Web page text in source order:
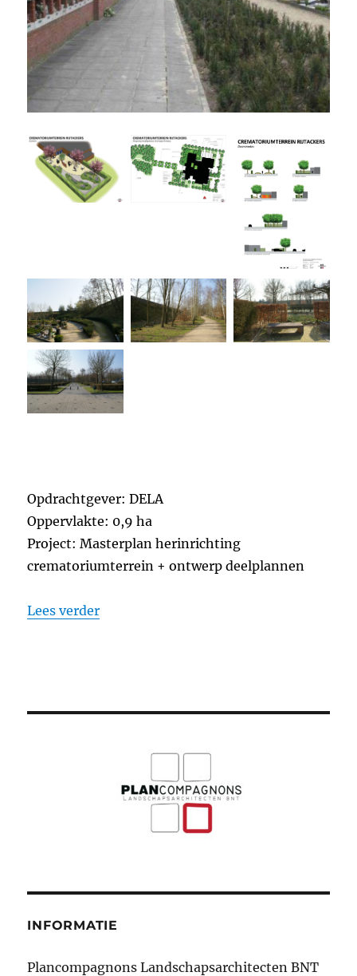
Opdrachtgever: DELA
Oppervlakte: 0,9 ha
Project: Masterplan herinrichting
crematoriumterrein + ontwerp deelplannen
Lees verder“Crematoriumterrein Rijtackers,
INFORMATIE
Plancompagnons Landschapsarchitecten BNT